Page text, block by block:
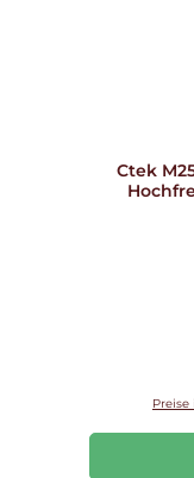
Ctek
Preise